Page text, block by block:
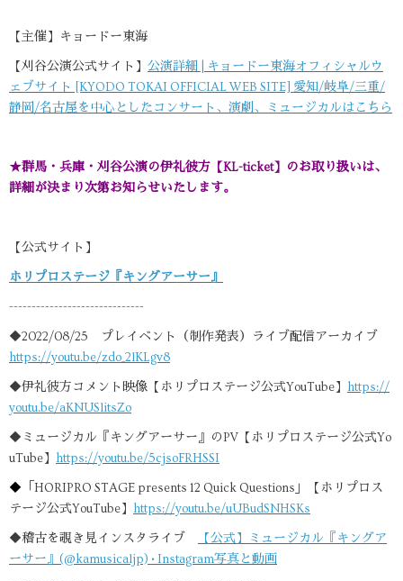
【主催】キョードー東海
【刈谷公演公式サイト】 公演詳細 | キョードー東海オフィシャルウ
ェブサイト [KYODO TOKAI OFFICIAL WEB SITE] 愛知/岐阜/三重/
静岡/名古屋を中心としたコンサート、演劇、ミュージカルはこちら
★群馬・兵庫・刈谷公演の伊礼彼方【KL-ticket】のお取り扱いは、
詳細が決まり次第お知らせいたします。
【公式サイト】
ホリプロステージ 『キングアーサー』
------------------------------
◆2022/08/25 プレイベント（制作発表）ライブ配信アーカイブ
https://youtu.be/zdo_2lKLgv8
◆伊礼彼方コメント映像【ホリプロステージ公式YouTube】 https://
youtu.be/aKNUSlitsZo
◆ミュージカル『キングアーサー』のPV【ホリプロステージ公式Yo
uTube】 https://youtu.be/5cjsoFRHSSI
◆ 「HORIPRO STAGE presents 12 Quick Questions」【ホリプロス
テージ公式YouTube】 https://youtu.be/uUBudSNHSKs
◆稽古を覗き見インスタライブ
【公式】ミュージカル『キングア
ーサー』(@kamusicaljp) • Instagram写真と動画